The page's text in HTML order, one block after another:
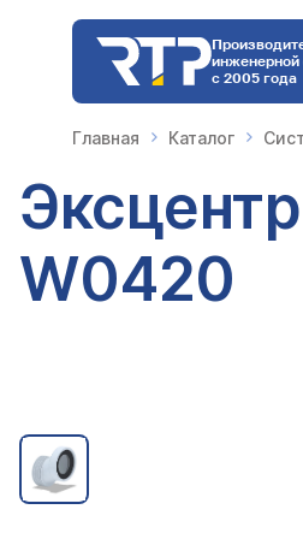
инженерной
с 2005 года
Главная Каталог
W0420